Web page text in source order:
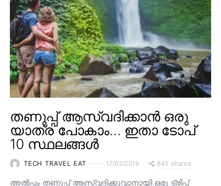
തണുപ്പ് ആസ്വദിക്കാൻ ഒരു
യാത്ര പോകാം… ഇതാ ടോപ്
10 സ്ഥലങ്ങൾ
TECH TRAVEL EAT 17/03/2019 845 shares
അൽപ്പം തണുപ്പ് ആസ്വദിക്കുവാനായി ഒരു ട്രിപ്പ്